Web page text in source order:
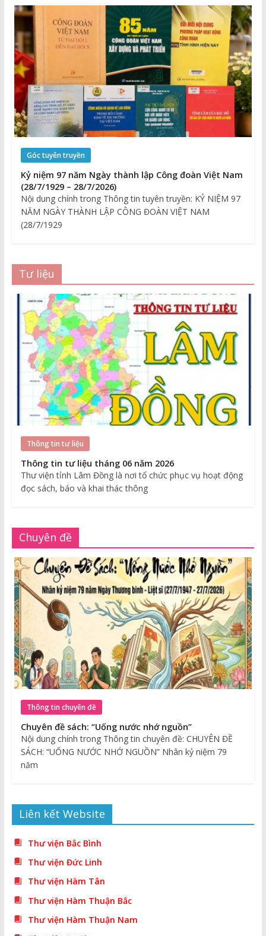
Góc tuyên truyền
Kỷ niệm 97 năm Ngày thành lập Công đoàn Việt Nam
(28/7/1929 – 28/7/2026)
Nội dung chính trong Thông tin tuyên truyền: KỶ NIỆM 97
NĂM NGÀY THÀNH LẬP CÔNG ĐOÀN VIỆT NAM
(28/7/1929
Tư liệu
Thông tin tư liệu
Thông tin tư liệu tháng 06 năm 2026
Thư viện tỉnh Lâm Đồng là nơi tổ chức phục vụ hoạt động
đọc sách, báo và khai thác thông
Chuyên đề
Thông tin chuyên đề
Chuyên đề sách: “Uống nước nhớ nguồn”
Nội dung chính trong Thông tin chuyên đề: CHUYÊN ĐỀ
SÁCH: “UỐNG NƯỚC NHỚ NGUỒN” Nhân kỷ niệm 79
năm
Liên kết Website
Thư viện Bắc Bình
Thư viện Đức Linh
Thư viện Hàm Tân
Thư viện Hàm Thuận Bắc
Thư viện Hàm Thuận Nam